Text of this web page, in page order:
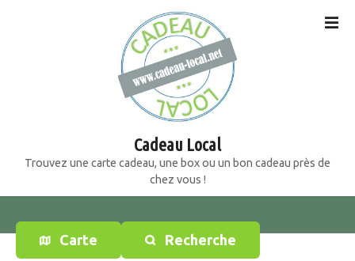
e
t
Cadeau Local
Trouvez une carte cadeau, une box ou un bon cadeau près de
chez vous !
Carte Recherche